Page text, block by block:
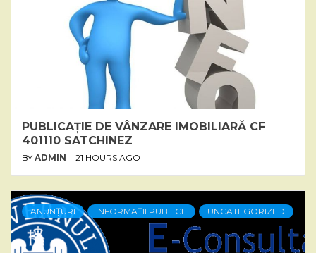
PUBLICAȚIE DE VÂNZARE IMOBILIARĂ CF
401110 SATCHINEZ
BY ADMIN 21 HOURS AGO
ANUNȚURI INFORMAȚII PUBLICE UNCATEGORIZED